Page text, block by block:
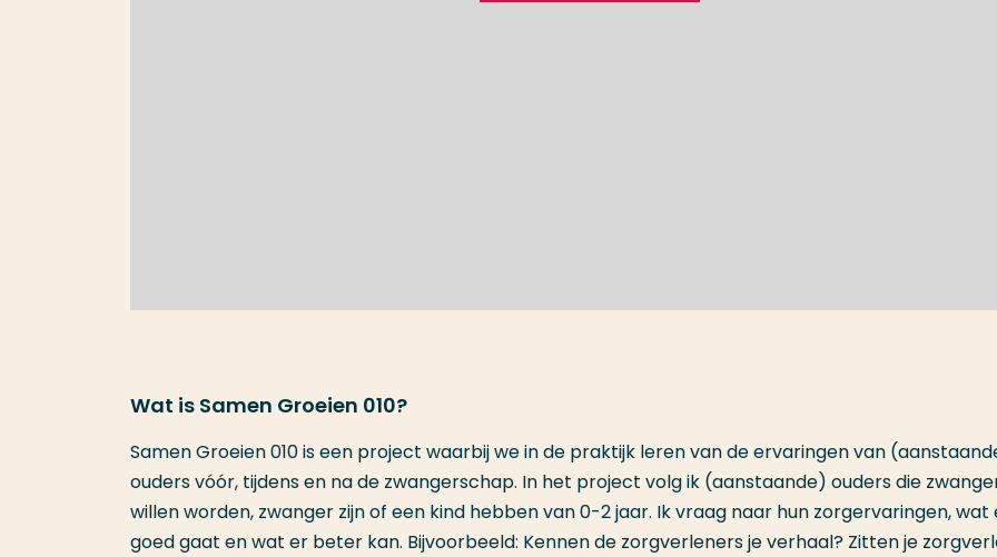
Wat is Samen Groeien 010?
Samen Groeien 010 is een project waarbij we in de praktijk leren van de ervaringen van
ouders vóór, tijdens en na de zwangerschap. In het project volg ik (aanstaande) ouders die
willen worden, zwanger zijn of een kind hebben van 0-2 jaar. Ik vraag naar hun zorgervaringen, wat
goed gaat en wat er beter kan. Bijvoorbeeld: Kennen de zorgverleners je verhaal? Zitten je